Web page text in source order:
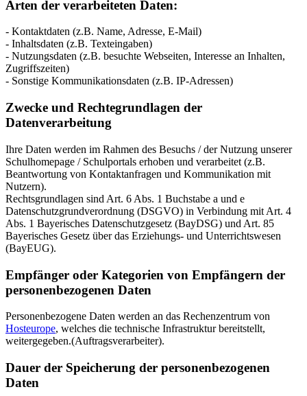
Arten der verarbeiteten Daten:
- Kontaktdaten (z.B. Name, Adresse, E-Mail)
- Inhaltsdaten (z.B. Texteingaben)
- Nutzungsdaten (z.B. besuchte Webseiten, Interesse an Inhalten,
Zugriffszeiten)
- Sonstige Kommunikationsdaten (z.B. IP-Adressen)
Zwecke und Rechtegrundlagen der
Datenverarbeitung
Ihre Daten werden im Rahmen des Besuchs / der Nutzung unserer
Schulhomepage / Schulportals erhoben und verarbeitet (z.B.
Beantwortung von Kontaktanfragen und Kommunikation mit
Nutzern).
Rechtsgrundlagen sind Art. 6 Abs. 1 Buchstabe a und e
Datenschutzgrundverordnung (DSGVO) in Verbindung mit Art. 4
Abs. 1 Bayerisches Datenschutzgesetz (BayDSG) und Art. 85
Bayerisches Gesetz über das Erziehungs- und Unterrichtswesen
(BayEUG).
Empfänger oder Kategorien von Empfängern der
personenbezogenen Daten
Personenbezogene Daten werden an das Rechenzentrum von
Hosteurope, welches die technische Infrastruktur bereitstellt,
weitergegeben.(Auftragsverarbeiter).
Dauer der Speicherung der personenbezogenen
Daten